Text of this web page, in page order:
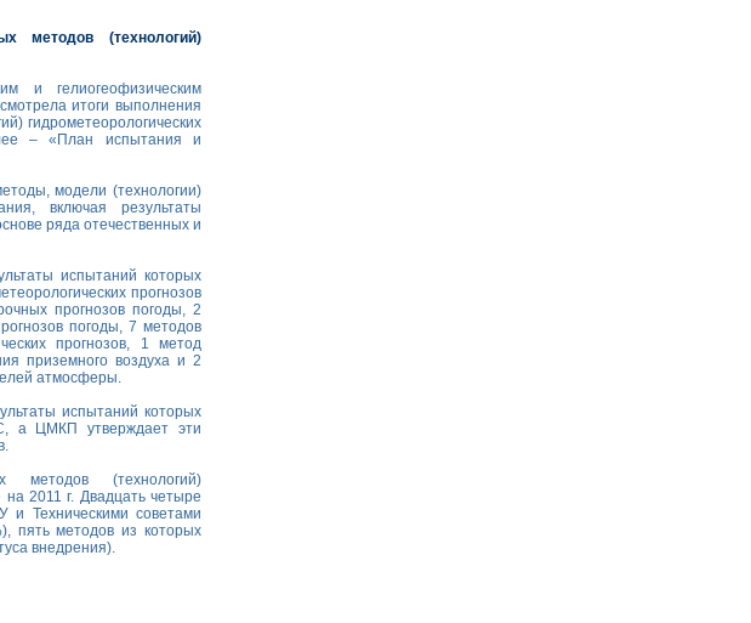
методов (технологий)
и гелиогеофизическим
итоги выполнения
гидрометеорологических
– «План испытания и
модели (технологии)
включая результаты
ряда отечественных и
испытаний которых
прогнозов
прогнозов погоды, 2
погоды, 7 методов
прогнозов, 1 метод
приземного воздуха и 2
атмосферы.
испытаний которых
а ЦМКП утверждает эти
(технологий)
2011 г. Двадцать четыре
Техническими советами
пять методов из которых
внедрения).